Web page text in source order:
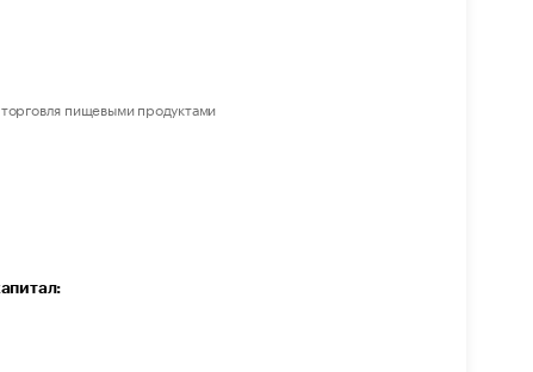
пищевыми продуктами